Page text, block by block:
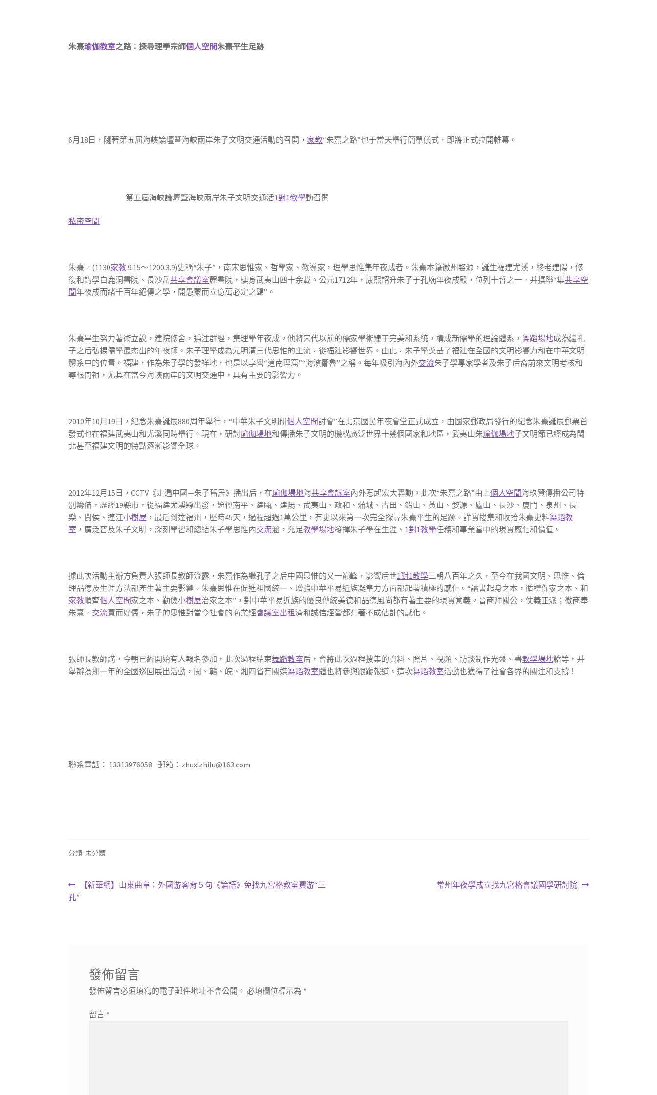
朱熹瑜伽教室之路：探尋理學宗師個人空間朱熹平生足跡
6月18日，隨著第五屆海峽論壇曁海峽兩岸朱子文明交通活動的召開， 家教“朱熹之路”也于當天舉行簡單儀式，即將正式拉開帷幕。
第五屆海峽論壇曁海峽兩岸朱子文明交通活1對1教學動召開
私密空間
朱熹，(1130家教.9.15～1200.3.9)史稱“朱子”，南宋思惟家、哲學家、教導家，理學思惟集年夜成者。朱熹本籍徽州婺源，誕生福建尤溪，終老建陽，修
復和講學白鹿洞書院、長沙岳共享會議室麓書院，棲身武夷山四十余載。公元1712年，康熙詔升朱子于孔廟年夜成殿，位列十哲之一，并撰聯“集共享空
間年夜成而緒千百年絕傳之學，開愚蒙而立億萬必定之歸”。
朱熹畢生努力著術立說，建院修舍，遍注群經，集理學年夜成。他將宋代以前的儒家學術臻于完美和系統，構成新儒學的理論體系，舞蹈場地成為繼孔
子之后弘揚儒學最杰出的年夜師。朱子理學成為元明清三代思惟的主流，從福建影響世界。由此，朱子學奠基了福建在全國的文明影響力和在中華文明
體系中的位置。福建，作為朱子學的發祥地，也是以享譽“道南理窟”“海濱鄒魯”之稱。每年吸引海內外交流朱子學專家學者及朱子后裔前來文明考核和
尋根問祖，尤其在當今海峽兩岸的文明交通中，具有主要的影響力。
2010年10月19日，紀念朱熹誕辰880周年舉行，“中華朱子文明研個人空間討會”在北京國民年夜會堂正式成立，由國家郵政局發行的紀念朱熹誕辰郵票首
發式也在福建武夷山和尤溪同時舉行。現在，研討瑜伽場地和傳播朱子文明的機構廣泛世界十幾個國家和地區，武夷山朱瑜伽場地子文明節已經成為閩
北甚至福建文明的特點逐漸影響全球。
2012年12月15日，CCTV《走遍中國—朱子舊居》播出后，在瑜伽場地海共享會議室內外惹起宏大轟動。此次“朱熹之路”由上個人空間海玖賢傳播公司特
別籌備，歷經19縣市，從福建尤溪縣出發，途徑南平、建甌、建陽、武夷山、政和、蒲城、古田、鉛山、黃山、婺源、廬山、長沙、廈門、泉州、長
樂、閩侯、連江小樹屋 ，最后到達福州，歷時45天，過程超過1萬公里，有史以來第一次完全探尋朱熹平生的足跡。詳實搜集和收拾朱熹史料舞蹈教
室 ，廣泛普及朱子文明，深刻學習和總結朱子學思惟內交流涵，充足教學場地發揮朱子學在生涯、 1對1教學任務和事業當中的現實感化和價值。
據此次活動主辦方負責人張師長教師流露，朱熹作為繼孔子之后中國思惟的又一巔峰，影響后世1對1教學三朝八百年之久，至今在我國文明、思惟、倫
理品德及生涯方法都產生著主要影響。朱熹思惟在促進祖國統一、增強中華平易近族凝集力方面都起著積極的感化。“讀書起身之本，循禮保家之本、和
家教順齊個人空間家之本、勤儉小樹屋治家之本”，對中華平易近族的優良傳統美德和品德風尚都有著主要的現實意義。晉商拜關公，仗義正派；徽商奉
朱熹， 交流賈而好儒，朱子的思惟對當今社會的商業經會議室出租濟和誠信經營都有著不成估計的感化。
張師長教師講，今朝已經開始有人報名參加，此次過程結束舞蹈教室后，會將此次過程搜集的資料、照片、視頻、訪談制作光盤、書教學場地籍等，并
舉辦為期一年的全國巡回展出活動，閩、贛、皖、湘四省有關媒舞蹈教室體也將參與跟蹤報道。這次舞蹈教室活動也獲得了社會各界的關注和支撐！
聯系電話： 13313976058 郵箱：zhuxizhilu@163.com
分類: 未分類
文
章
上
一
【新華網】山東曲阜：外國游客背５句《論語》免找九宮格教室費游“三
孔”
下
常州年夜學成立找九宮格會議國學研討院
發佈留言
發佈留言必須填寫的電子郵件地址不會公開。 必填欄位標示為 *
留言 *